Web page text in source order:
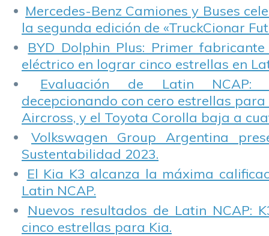
Mercedes-Benz Camiones y Buses
la segunda edición de «TruckCionar
BYD Dolphin Plus: Primer
eléctrico en lograr cinco estrellas en
Evaluación de Latin NCAP:
decepcionando con cero estrellas para
Aircross, y el Toyota Corolla baja a
Volkswagen Group Argentina
Sustentabilidad 2023.
El Kia K3 alcanza la máxima
Latin NCAP.
Nuevos resultados de Latin NCAP:
cinco estrellas para Kia.